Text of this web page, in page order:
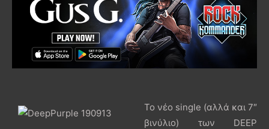
Το νέο single (αλλά και 7″
βινύλιο) των DEEP